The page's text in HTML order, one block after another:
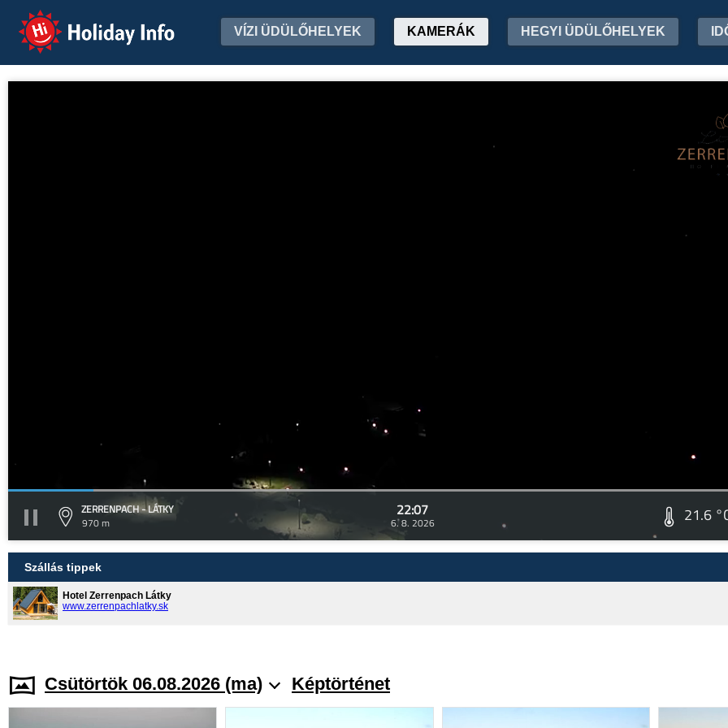
Holiday Info VÍZI ÜDÜLŐHELYEK KAMERÁK HEGYI ÜDÜLŐHELYEK
ZERRENPACH - LÁTKY
970 m
22:07
6. 8. 2026 21.6
Szállás tippek
Hotel Zerrenpach Látky
www.zerrenpachlatky.sk
Csütörtök 06.08.2026 (ma) Képtörténet